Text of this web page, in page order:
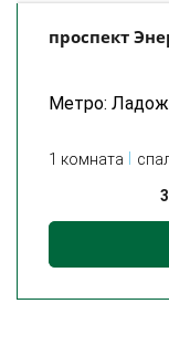
проспект
Метро:
1 комната